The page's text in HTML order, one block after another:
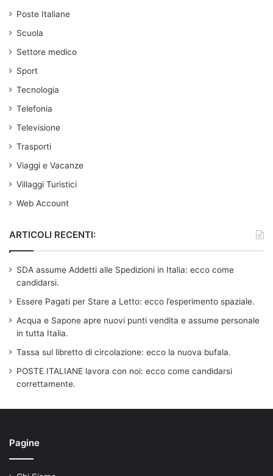
Poste Italiane
Scuola
Settore medico
Sport
Tecnologia
Telefonia
Televisione
Trasporti
Viaggi e Vacanze
Villaggi Turistici
Web Account
ARTICOLI RECENTI:
SDA assume Addetti alle Spedizioni in Italia: ecco come
candidarsi.
Essere Pagati per Stare a Letto: ecco l’esperimento spaziale.
Acqua e Sapone apre nuovi punti vendita e assume personale
in tutta Italia.
Tassa sul libretto di circolazione: ecco la nuova bufala.
POSTE ITALIANE lavora con noi: ecco come candidarsi
correttamente.
Pagine